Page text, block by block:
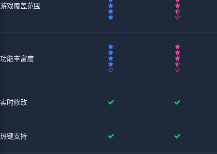
游戏覆盖范围
功能丰富度
实时修改
热键支持